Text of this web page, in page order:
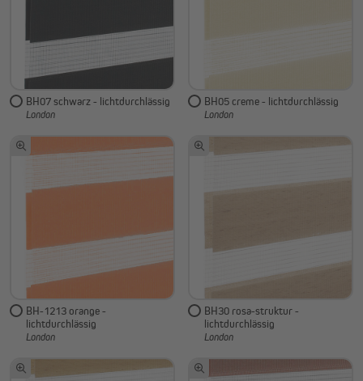
BH07 schwarz - lichtdurchlässig
London
BH05 creme - lichtdurchlässig
London
BH-1213 orange -
lichtdurchlässig
London
BH30 rosa-struktur -
lichtdurchlässig
London